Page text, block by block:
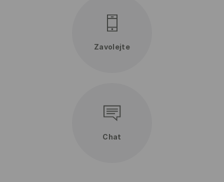
Zavolejte
+420 296
330 716
Chat